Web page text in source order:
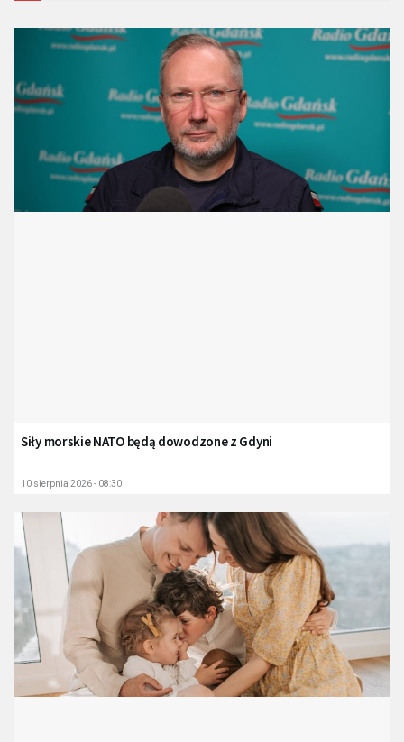
Siły morskie NATO będą dowodzone z Gdyni
10 sierpnia 2026 - 08:30